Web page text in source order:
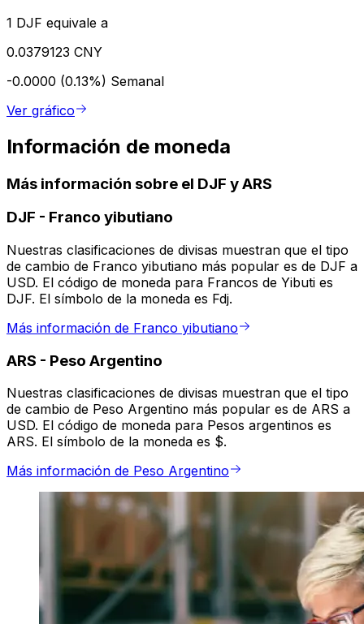
1 DJF equivale a
0.0379123 CNY
-0.0000 (0.13%) Semanal
Ver gráfico
Información de moneda
Más información sobre el DJF y ARS
DJF - Franco yibutiano
Nuestras clasificaciones de divisas muestran que el tipo
de cambio de Franco yibutiano más popular es de DJF a
USD. El código de moneda para Francos de Yibuti es
DJF. El símbolo de la moneda es Fdj.
Más información de Franco yibutiano
ARS - Peso Argentino
Nuestras clasificaciones de divisas muestran que el tipo
de cambio de Peso Argentino más popular es de ARS a
USD. El código de moneda para Pesos argentinos es
ARS. El símbolo de la moneda es $.
Más información de Peso Argentino